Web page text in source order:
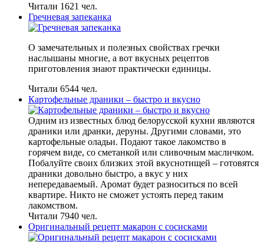
Читали 1621 чел.
Гречневая запеканка
О замечательных и полезных свойствах гречки
наслышаны многие, а вот вкусных рецептов
приготовления знают практически единицы.
Читали 6544 чел.
Картофельные драники – быстро и вкусно
Одним из известных блюд белорусской кухни являются
драники или дранки, деруны. Другими словами, это
картофельные оладьи. Подают такое лакомство в
горячем виде, со сметанкой или сливочным масличком.
Побалуйте своих близких этой вкуснотищей – готовятся
драники довольно быстро, а вкус у них
непередаваемый. Аромат будет разноситься по всей
квартире. Никто не сможет устоять перед таким
лакомством.
Читали 7940 чел.
Оригинальный рецепт макарон с сосисками